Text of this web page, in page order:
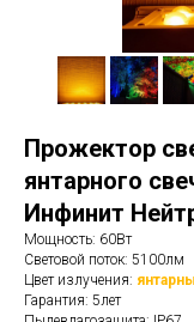
Прожектор
янтарного
Инфинит
Мощность: 60Вт
Световой поток: 5100лм
Цвет излучения:
Гарантия: 5лет